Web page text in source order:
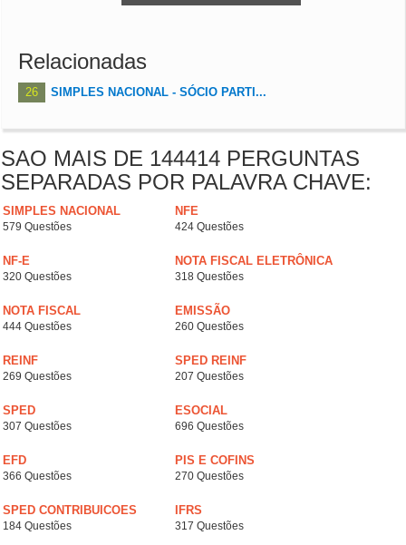
Relacionadas
26 SIMPLES NACIONAL - SÓCIO PARTI...
SAO MAIS DE 144414 PERGUNTAS
SEPARADAS POR PALAVRA CHAVE:
SIMPLES NACIONAL
579 Questões
NFE
424 Questões
NF-E
320 Questões
NOTA FISCAL ELETRÔNICA
318 Questões
NOTA FISCAL
444 Questões
EMISSÃO
260 Questões
REINF
269 Questões
SPED REINF
207 Questões
SPED
307 Questões
ESOCIAL
696 Questões
EFD
366 Questões
PIS E COFINS
270 Questões
SPED CONTRIBUICOES
184 Questões
IFRS
317 Questões